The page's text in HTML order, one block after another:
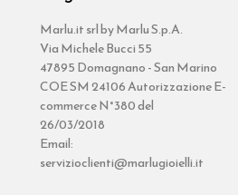
Marlu.it srl by Marlu S.p.A.
Via Michele Bucci 55
47895 Domagnano - San Marino
COE SM 24106 Autorizzazione E-
commerce N°380 del
26/03/2018
Email:
servizioclienti@marlugioielli.it